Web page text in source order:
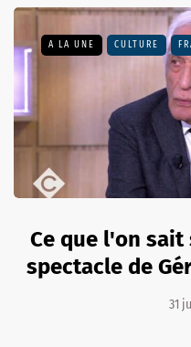
A LA UNE CULTURE
Ce que l'on
spectacle de
31